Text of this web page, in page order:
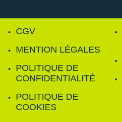
CGV
MENTION LÉGALES
POLITIQUE DE
CONFIDENTIALITÉ
POLITIQUE DE
COOKIES